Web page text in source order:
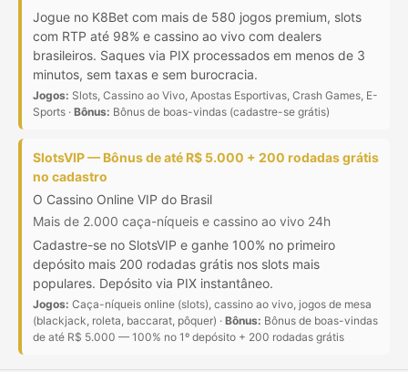
Jogue no K8Bet com mais de 580 jogos premium, slots
com RTP até 98% e cassino ao vivo com dealers
brasileiros. Saques via PIX processados em menos de 3
minutos, sem taxas e sem burocracia.
Jogos: Slots, Cassino ao Vivo, Apostas Esportivas, Crash Games, E-
Sports · Bônus: Bônus de boas-vindas (cadastre-se grátis)
SlotsVIP — Bônus de até R$ 5.000 + 200 rodadas grátis
no cadastro
O Cassino Online VIP do Brasil
Mais de 2.000 caça-níqueis e cassino ao vivo 24h
Cadastre-se no SlotsVIP e ganhe 100% no primeiro
depósito mais 200 rodadas grátis nos slots mais
populares. Depósito via PIX instantâneo.
Jogos: Caça-níqueis online (slots), cassino ao vivo, jogos de mesa
(blackjack, roleta, baccarat, pôquer) · Bônus: Bônus de boas-vindas
de até R$ 5.000 — 100% no 1º depósito + 200 rodadas grátis